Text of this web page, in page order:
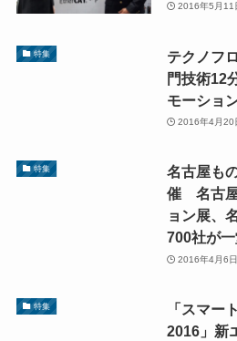
2016年5月11
特集
テクノフ
門技術12
モーショ
2016年4月20
特集
名古屋も
催 名古屋
ョン展、
700社が
2016年4月6日
特集
「スマー
2016」新